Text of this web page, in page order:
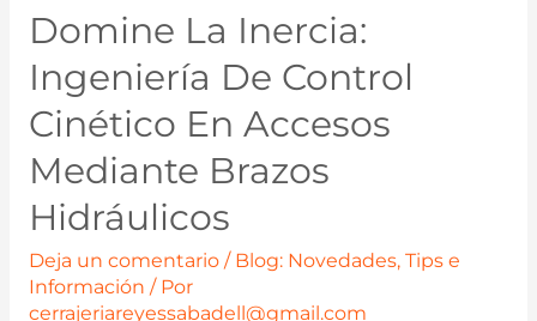
Domine La Inercia:
Ingeniería De Control
Cinético En Accesos
Mediante Brazos
Hidráulicos
Deja un comentario / Blog: Novedades, Tips e
Información / Por
cerrajeriareyessabadell@gmail.com